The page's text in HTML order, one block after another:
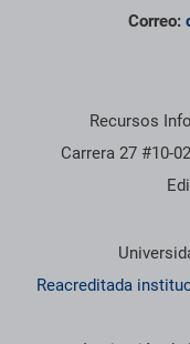
Correo:
Recursos
Carrera 27 #10-
Información
Reacreditada